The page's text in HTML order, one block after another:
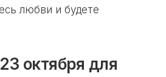
любви и будете
октября для